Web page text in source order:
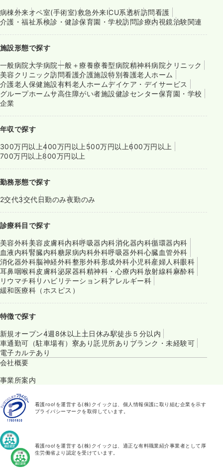
病棟外来オペ室(手術室)救急外来ICU系透析訪問看護
介護・福祉系検診・健診保育園・学校訪問診療内視鏡治験関連
施設形態で探す
一般病院大学病院一般＋療養療養型病院精神科病院クリニック
美容クリニック訪問看護介護施設特別養護老人ホーム
介護老人保健施設有料老人ホームデイケア・デイサービス
グループホームサ高住障がい者施設健診センター保育園・学校
企業
年収で探す
300万円以上400万円以上 500万円以上600万円以上
700万円以上800万円以上
勤務形態で探す
2交代3交代日勤のみ夜勤のみ
診療科目で探す
美容外科美容皮膚科内科呼吸器内科消化器内科循環器内科
血液内科腎臓内科糖尿病内科外科呼吸器外科心臓血管外科
消化器外科脳神経外科整形外科形成外科小児科産婦人科眼科
耳鼻咽喉科皮膚科泌尿器科精神科・心療内科放射線科麻酔科
リウマチ科リハビリテーション科アレルギー科
緩和医療科（ホスピス）
特徴で探す
新規オープン4週8休以上 土日休み駅徒歩５分以内
車通勤可（駐車場有） 寮あり託児所あり ブランク・未経験可
電子カルテあり
会社概要
事業所案内
看護roo!を運営する(株)クイックは、個人情報保護に取り組む企業を示す
プライバシーマークを取得しています。
看護roo!を運営する(株)クイックは、適正な有料職業紹介事業者として厚
生労働省より認定を受けています。